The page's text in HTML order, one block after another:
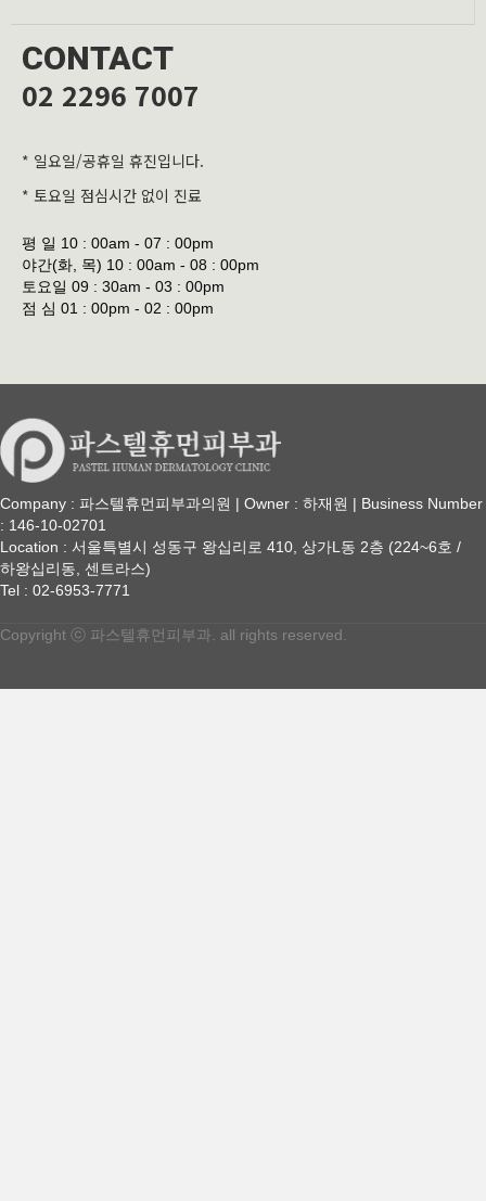
CONTACT
02 2296 7007
* 일요일/공휴일 휴진입니다.
* 토요일 점심시간 없이 진료
평 일 10 : 00am - 07 : 00pm
야간(화, 목) 10 : 00am - 08 : 00pm
토요일 09 : 30am - 03 : 00pm
점 심 01 : 00pm - 02 : 00pm
Company : 파스텔휴먼피부과의원 | Owner : 하재원 | Business Number
: 146-10-02701
Location : 서울특별시 성동구 왕십리로 410, 상가L동 2층 (224~6호 /
하왕십리동, 센트라스)
Tel : 02-6953-7771
Copyright ⓒ 파스텔휴먼피부과. all rights reserved.